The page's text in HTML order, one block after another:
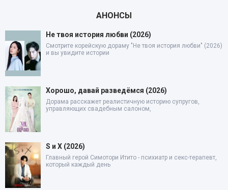
АНОНСЫ
Не твоя история любви (2026)
Смотрите корейскую дораму "Не твоя история любви" (2026)
и вы увидите истории
Хорошо, давай разведёмся (2026)
Дорама расскажет реалистичную историю супругов,
управляющих свадебным салоном,
S и X (2026)
Главный герой Симотори Итито - психиатр и секс-терапевт,
который каждый день